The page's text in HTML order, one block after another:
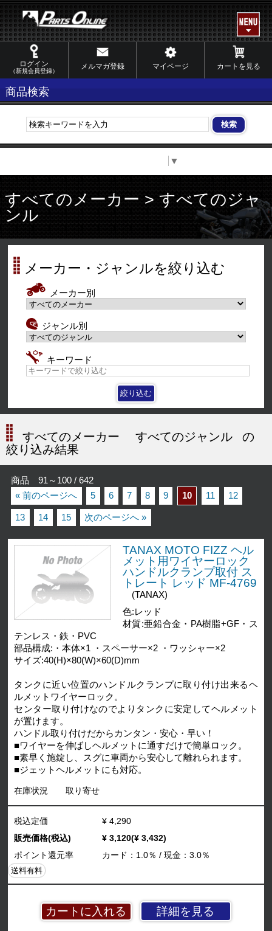
ログイン
（新規会員登録）
メルマガ登録 マイページ カートを見る
商品検索
▼
すべてのメーカー > すべてのジャ
ンル
メーカー・ジャンルを絞り込む
メーカー別
ジャンル別
キーワード
すべてのメーカー すべてのジャンル
の
絞り込み結果
商品 91～100 / 642
« 前のページへ
5 6 7 8 9 10 11 12
13 14 15 次のページへ »
TANAX MOTO FIZZ ヘル
メット用ワイヤーロック
ハンドルクランプ取付 ス
トレート レッド MF-4769
(TANAX)
色:レッド
材質:亜鉛合金・PA樹脂+GF・ス
テンレス・鉄・PVC
部品構成:・本体×1 ・スペーサー×2 ・ワッシャー×2
サイズ:40(H)×80(W)×60(D)mm
タンクに近い位置のハンドルクランプに取り付け出来るヘ
ルメットワイヤーロック。
センター取り付けなのでよりタンクに安定してヘルメット
が置けます。
ハンドル取り付けだからカンタン・安心・早い！
■ワイヤーを伸ばしヘルメットに通すだけで簡単ロック。
■素早く施錠し、スグに車両から安心して離れられます。
■ジェットヘルメットにも対応。
在庫状況 取り寄せ
詳細を見る
税込定価
¥ 4,290
販売価格(税込)
¥ 3,120(¥ 3,432)
ポイント還元率
カード：1.0％ / 現金：3.0％
送料有料